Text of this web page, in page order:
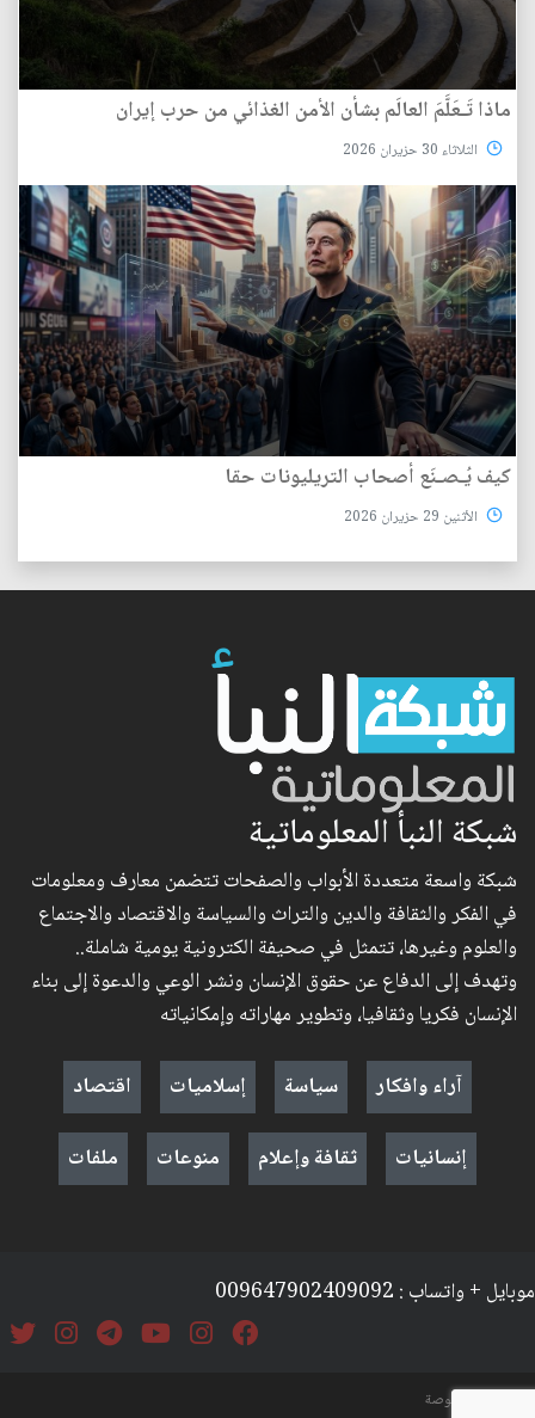
ماذا تَـعَلَّمَ العالَم بشأن الأمن الغذائي من حرب إيران
الثلاثاء 30 حزيران 2026
كيف يُـصـنَع أصحاب التريليونات حقا
الأثنين 29 حزيران 2026
شبكة النبأ المعلوماتية
شبكة واسعة متعددة الأبواب والصفحات تتضمن معارف ومعلومات
في الفكر والثقافة والدين والتراث والسياسة والاقتصاد والاجتماع
والعلوم وغيرها، تتمثل في صحيفة الكترونية يومية شاملة..
وتهدف إلى الدفاع عن حقوق الإنسان ونشر الوعي والدعوة إلى بناء
الإنسان فكريا وثقافيا، وتطوير مهاراته وإمكانياته
آراء وافكار
سياسة إسلاميات
اقتصاد
إنسانيات
ثقافة وإعلام منوعات ملفات
موبايل + واتساب : 009647902409092
السياسة والخصوصة